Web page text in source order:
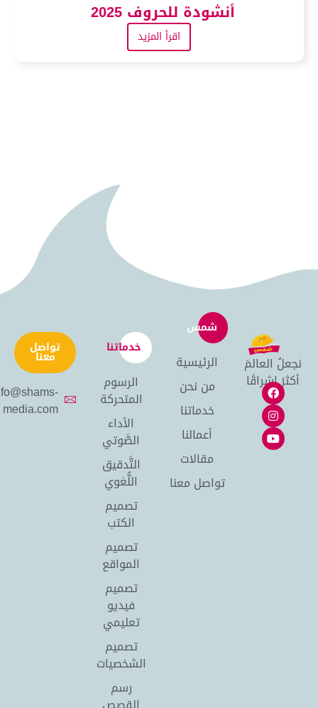
أنشودة للحروف 2025
اقرأ المزيد
نجعلُ العالمَ
أكثرَ إشراقًا
شمس
الرئيسية
من نحن
خدماتنا
أعمالنا
مقالات
تواصل معنا
خدماتنا
الرسوم
المتحركة
الأداء
الصَّوتي
التَّدقيق
اللُّغوي
تصميم
الكتب
تصميم
المواقع
تصميم
فيديو
تعليمي
تصميم
الشخصيات
رسم
تواصل
معنا
info@shams-
media.com